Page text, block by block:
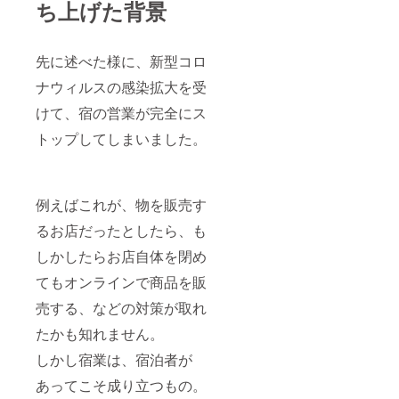
ち上げた背景
先に述べた様に、新型コロ
ナウィルスの感染拡大を受
けて、宿の営業が完全にス
トップしてしまいました。
例えばこれが、物を販売す
るお店だったとしたら、も
しかしたらお店自体を閉め
てもオンラインで商品を販
売する、などの対策が取れ
たかも知れません。
しかし宿業は、宿泊者が
あってこそ成り立つもの。